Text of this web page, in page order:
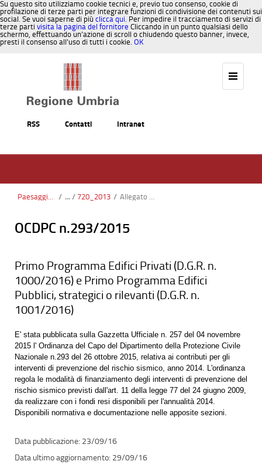
Su questo sito utilizziamo cookie tecnici e, previo tuo consenso, cookie di
profilazione di terze parti per integrare funzioni di condivisione dei contenuti sui
social. Se vuoi saperne di più clicca qui. Per impedire il tracciamento di servizi di
terze parti visita la pagina del fornitore Cliccando in un punto qualsiasi dello
schermo, effettuando un’azione di scroll o chiudendo questo banner, invece,
presti il consenso all’uso di tutti i cookie. OK
RSS Contatti Intranet
Paesaggio, Territorio, Urbanistica / 720_2013 / Allegato 4_DGR 720-14_Modulo nominativo RUP.docx
OCDPC n.293/2015
Primo Programma Edifici Privati (D.G.R. n.
1000/2016) e Primo Programma Edifici
Pubblici, strategici o rilevanti (D.G.R. n.
1001/2016)
E' stata pubblicata sulla Gazzetta Ufficiale n. 257 del 04 novembre
2015 l' Ordinanza del Capo del Dipartimento della Protezione Civile
Nazionale n.293 del 26 ottobre 2015, relativa ai contributi per gli
interventi di prevenzione del rischio sismico, anno 2014. L'ordinanza
regola le modalità di finanziamento degli interventi di prevenzione del
rischio sismico previsti dall'art. 11 della legge 77 del 24 giugno 2009,
da realizzare con i fondi resi disponibili per l'annualità 2014.
Disponibili normativa e documentazione nelle apposite sezioni.
23/09/16
29/09/16